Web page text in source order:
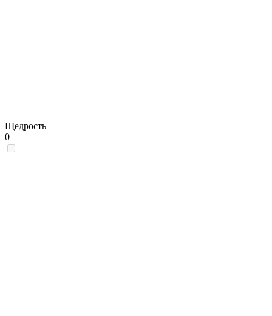
Щедрость
0